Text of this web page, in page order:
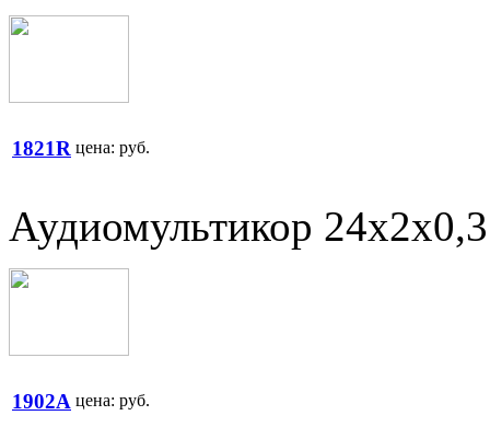
1821R цена: руб.
Аудиомультикор
1902A цена: руб.